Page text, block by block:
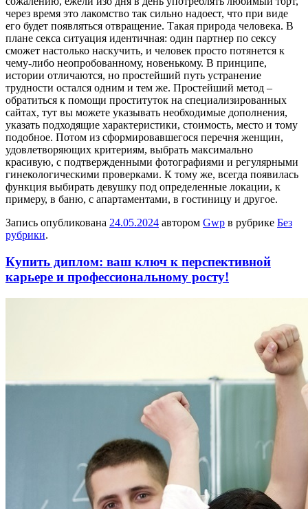
через время это лакомство так сильно надоест, что при виде
его будет появляться отвращение. Такая природа человека. В
плане секса ситуация идентичная: один партнер по сексу
сможет настолько наскучить, и человек просто потянется к
чему-либо неопробованному, новенькому. В принципе,
истории отличаются, но простейший путь устранение
трудности остался одним и тем же. Простейший метод –
обратиться к помощи проституток на специализированных
сайтах, тут вы можете указывать необходимые дополнения,
указать подходящие характеристики, стоимость, место и тому
подобное. Потом из сформировавшегося перечня женщин,
удовлетворяющих критериям, выбрать максимально
красивую, с подтвержденными фотографиями и регулярными
гинекологическими проверками. К тому же, всегда появилась
функция выбирать девушку под определенные локации, к
примеру, в баню, с апартаментами, в гостиницу и другое.
Запись опубликована 24.05.2024 автором Gwp в рубрике Без
рубрики.
Купить диплом: ваш ключ к перспективной
карьере и профессиональному росту!